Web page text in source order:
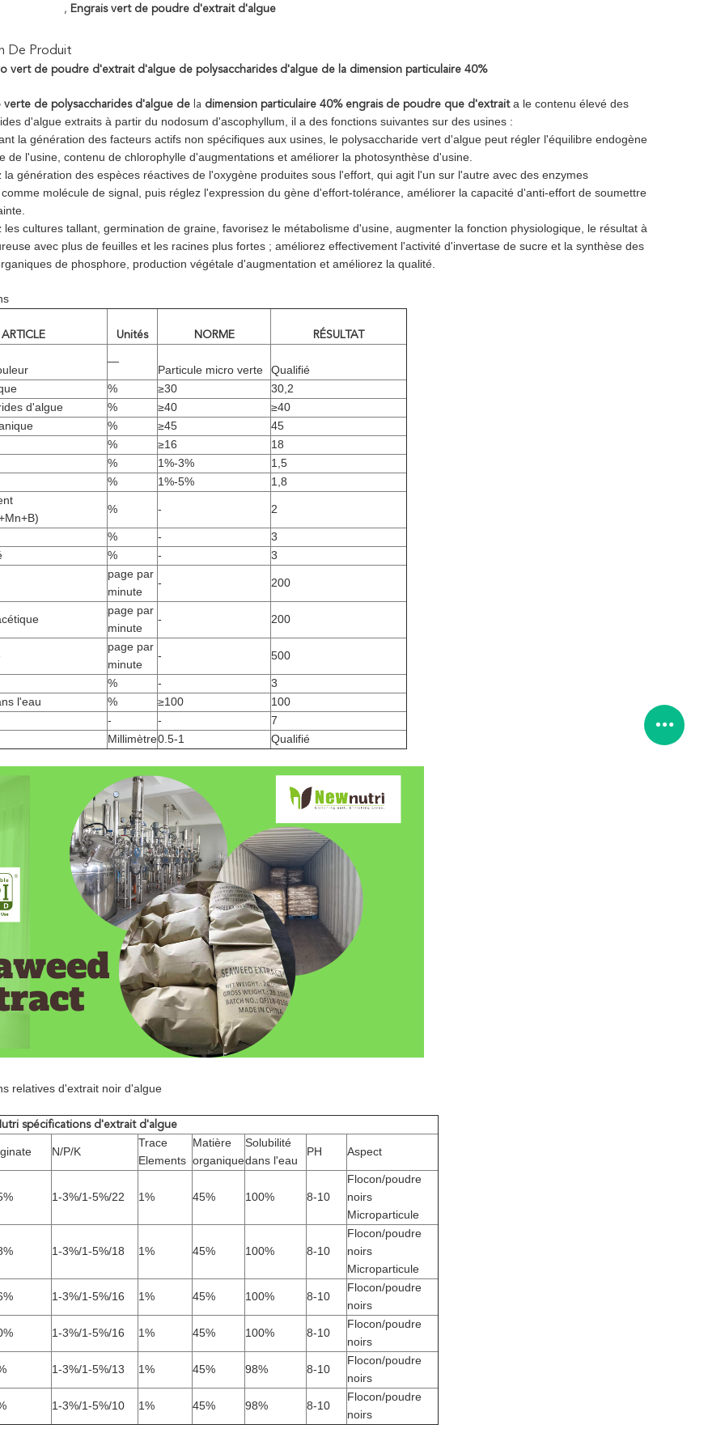
, Engrais vert de poudre d'extrait d'algue
De Produit
vert de poudre d'extrait d'algue de polysaccharides d'algue de la dimension particulaire 40%
verte de polysaccharides d'algue de la dimension particulaire 40% engrais de poudre que d'extraita le contenu élevé des
d'algue extraits à partir du nodosum d'ascophyllum, il a des fonctions suivantes sur des usines :
la génération des facteurs actifs non spécifiques aux usines, le polysaccharide vert d'algue peut régler l'équilibre endogène
de l'usine, contenu de chlorophylle d'augmentations et améliorer la photosynthèse d'usine.
la génération des espèces réactives de l'oxygène produites sous l'effort, qui agit l'un sur l'autre avec des enzymes
molécule de signal, puis réglez l'expression du gène d'effort-tolérance, améliorer la capacité d'anti-effort de soumettre
les cultures tallant, germination de graine, favorisez le métabolisme d'usine, augmenter la fonction physiologique, le résultat à
avec plus de feuilles et les racines plus fortes ; améliorez effectivement l'activité d'invertase de sucre et la synthèse des
de phosphore, production végétale d'augmentation et améliorez la qualité.
ARTICLE Unités NORME RÉSULTAT
—
Particule micro verte
Qualifié
% ≥30
30,2
d'algue
% ≥40
≥40
% ≥45
45
%
≥16
18
%
1%-3%
1,5
%
1%-5%
1,8
% - 2
% -
3
% -
3
page par
minute
- 200
page par
minute
- 200
page par
minute
- 500
% -
3
l'eau
% ≥100
100
-
-
7
Millimètre0.5-1 Qualifié
relatives d'extrait noir d'algue
spécifications d'extrait d'algue
N/P/K
Trace
Elements
Matière
organique
Solubilité
dans l'eau
PH Aspect
1-3%/1-5%/22 1% 45% 100% 8-10
Flocon/poudre
noirs
Microparticule
1-3%/1-5%/18 1% 45% 100% 8-10
Flocon/poudre
noirs
Microparticule
1-3%/1-5%/16 1% 45% 100% 8-10
Flocon/poudre
noirs
1-3%/1-5%/16 1% 45% 100% 8-10
Flocon/poudre
noirs
1-3%/1-5%/13 1% 45% 98% 8-10
Flocon/poudre
noirs
1-3%/1-5%/10 1% 45% 98% 8-10
Flocon/poudre
noirs